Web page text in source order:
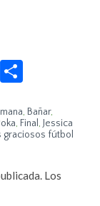
WhatsApp
, Bañar,
, Final,Jessica
graciosos fútbol
Los